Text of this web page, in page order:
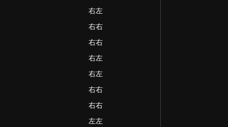
右左
右右
右右
右左
右左
右右
右右
左左